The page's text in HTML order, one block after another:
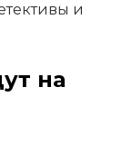
и
на